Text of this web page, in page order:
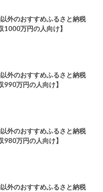
外のおすすめふるさと納税
1000万円の人向け】
外のおすすめふるさと納税
990万円の人向け】
外のおすすめふるさと納税
980万円の人向け】
外のおすすめふるさと納税